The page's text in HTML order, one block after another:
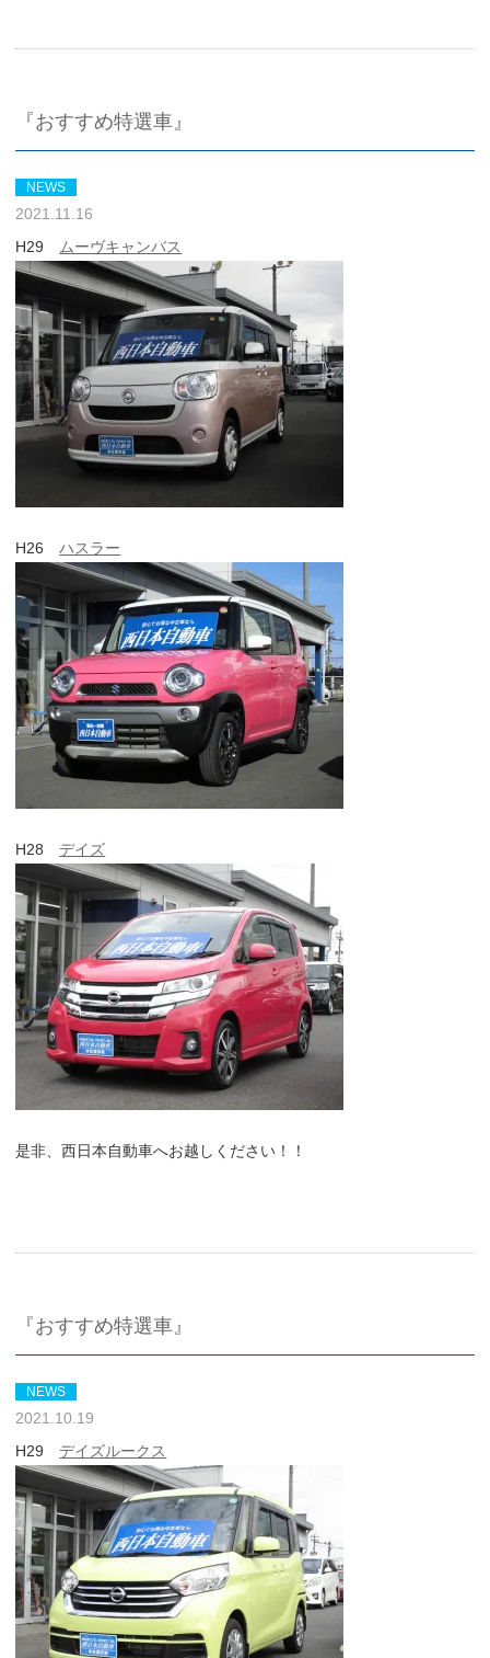
『おすすめ特選車』
NEWS
2021.11.16
H29
ムーヴキャンバス
H26ハスラー
H28デイズ
是非、西日本自動車へお越しください！！
『おすすめ特選車』
NEWS
2021.10.19
H29デイズルークス